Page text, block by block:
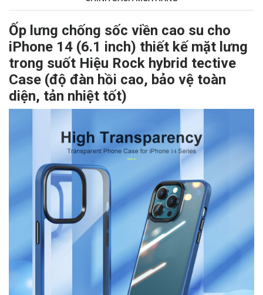
Ốp lưng chống sốc viền cao su cho
iPhone 14 (6.1 inch) thiết kế mặt lưng
trong suốt Hiệu Rock hybrid tective
Case (độ đàn hồi cao, bảo vệ toàn
diện, tản nhiệt tốt)